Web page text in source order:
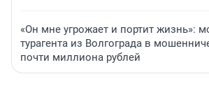
«Он мне угрожает и портит жизнь»:
турагента из Волгограда в
почти миллиона рублей